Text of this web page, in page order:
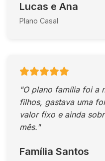
Lucas e Ana
Plano Casal
"O plano família foi a
filhos, gastava uma
valor fixo e ainda
mês."
Família Santos